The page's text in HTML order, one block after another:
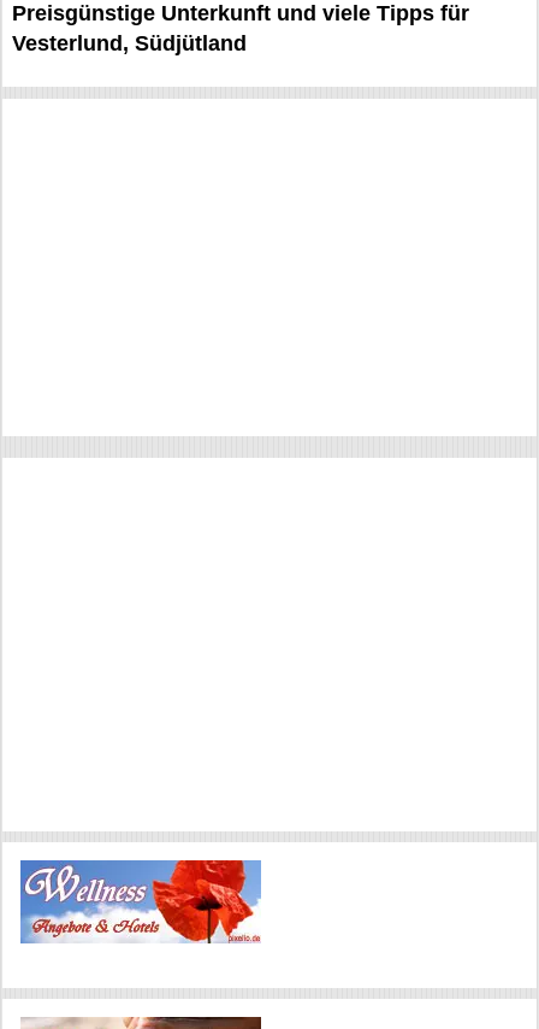
Preisgünstige Unterkunft und viele Tipps für
Vesterlund, Südjütland